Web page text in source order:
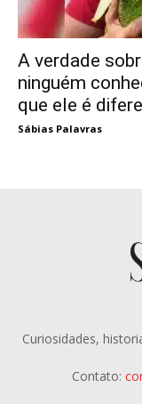
A verdade
ninguém
que ele é
Sábias Palavras
Curiosidades,
Contato: